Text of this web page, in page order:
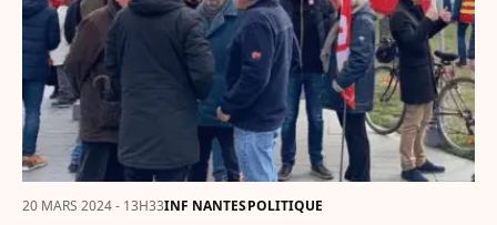
20 MARS 2024 - 13H33INF NANTESPOLITIQUE